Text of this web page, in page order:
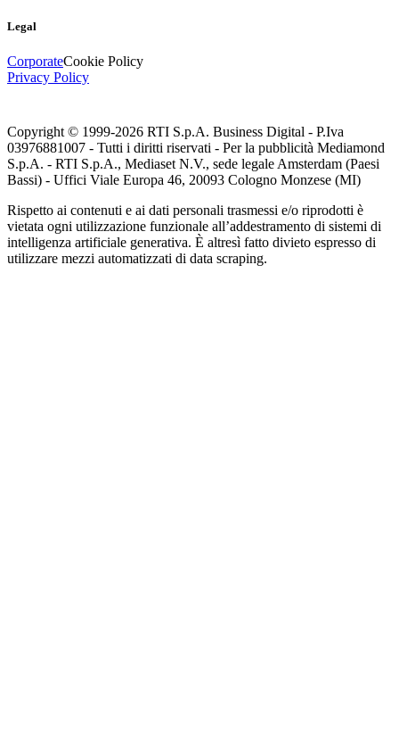
Legal
CorporateCookie Policy
Privacy Policy
Copyright © 1999-2026 RTI S.p.A. Business Digital - P.Iva
03976881007 - Tutti i diritti riservati - Per la pubblicità Mediamond
S.p.A. - RTI S.p.A., Mediaset N.V., sede legale Amsterdam (Paesi
Bassi) - Uffici Viale Europa 46, 20093 Cologno Monzese (MI)
Rispetto ai contenuti e ai dati personali trasmessi e/o riprodotti è
vietata ogni utilizzazione funzionale all’addestramento di sistemi di
intelligenza artificiale generativa. È altresì fatto divieto espresso di
utilizzare mezzi automatizzati di data scraping.